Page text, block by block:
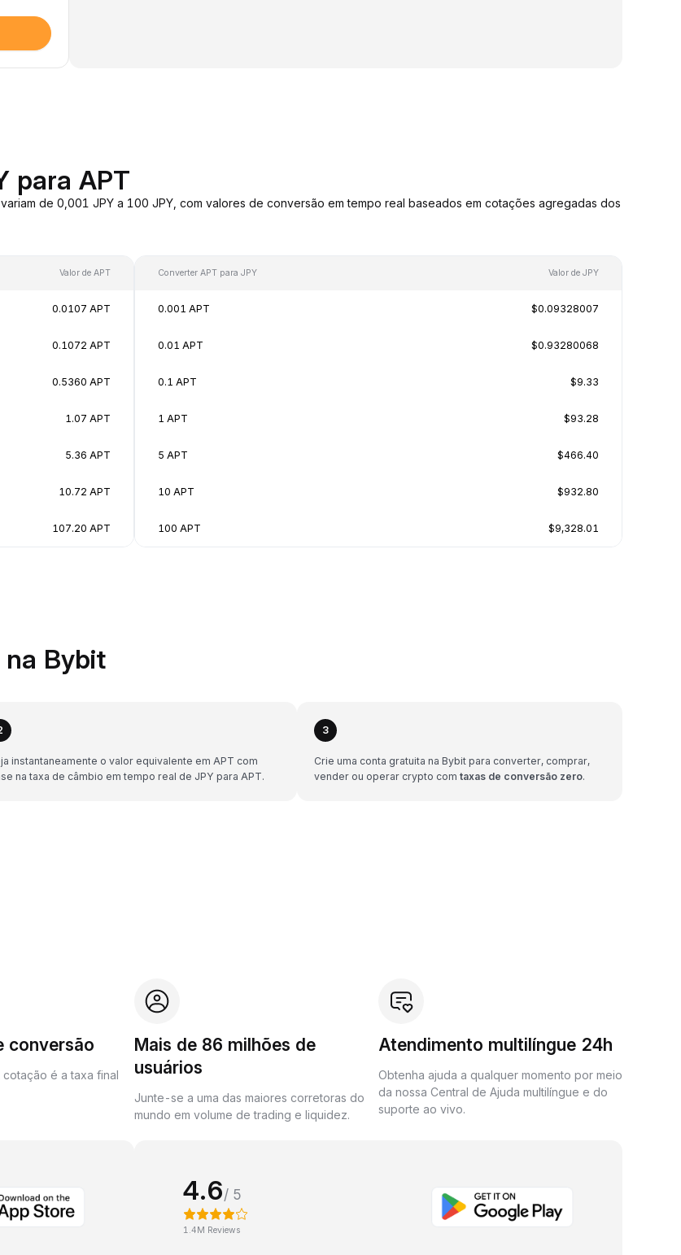
para APT
de 0,001 JPY a 100 JPY, com valores de conversão em tempo real baseados em cotações agregadas dos
Valor de APT
0.0107 APT
0.1072 APT
0.5360 APT
1.07 APT
5.36 APT
10.72 APT
107.20 APT
Converter APT para JPY Valor de JPY
0.001 APT $0.09328007
0.01 APT $0.93280068
0.1 APT $9.33
1 APT $93.28
5 APT $466.40
10 APT $932.80
100 APT $9,328.01
na Bybit
instantaneamente o valor equivalente em APT com
na taxa de câmbio em tempo real de JPY para APT.
3
Crie uma conta gratuita na Bybit para converter, comprar,
vender ou operar crypto com taxas de conversão zero.
conversão
cotação é a taxa final
Mais de 86 milhões de
usuários
Junte-se a uma das maiores corretoras do
mundo em volume de trading e liquidez.
Atendimento multilíngue 24h
Obtenha ajuda a qualquer momento por meio
da nossa Central de Ajuda multilíngue e do
suporte ao vivo.
4.6/ 5
1.4M Reviews